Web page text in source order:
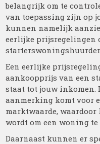
belangrijk om te
van toepassing zijn op
kunnen namelijk
eerlijke prijsregelingen
Een eerlijke
aankoopprijs van een
staat tot jouw inkomen.
aanmerking komt voor
marktwaarde,
wordt om een woning te
Daarnaast kunnen er